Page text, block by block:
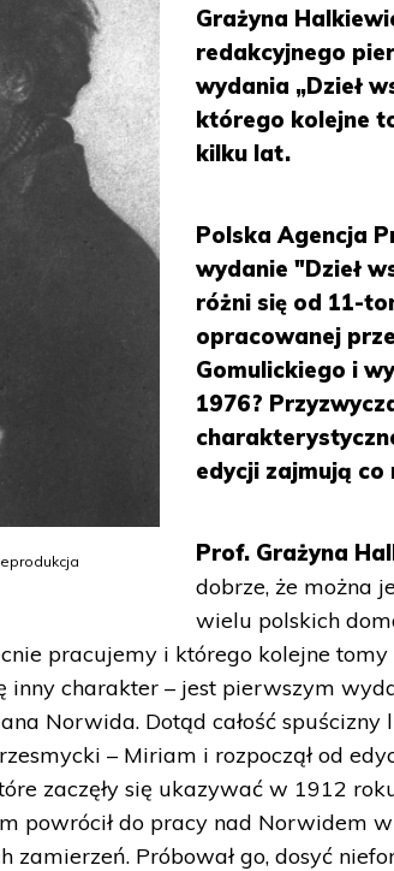
Grażyna
redakcyjnego
wydania „Dzieł
którego kolejne
kilku lat.
Polska Agencja
wydanie "Dzieł
różni się od 11-
opracowanej
Gomulickiego i
1976?
edycji zajmują co
Prof. Grażyna
dobrze, że można
wielu polskich
pracujemy i którego kolejne tomy
inny charakter – jest pierwszym
Norwida. Dotąd całość
– Miriam i rozpoczął od
zaczęły się ukazywać w 1912
powrócił do pracy nad Norwidem
zamierzeń. Próbował go, dosyć